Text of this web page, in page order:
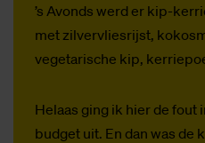
’s Avonds werd er kip-
met zilvervliesrijst,
vegetarische kip,
Helaas ging ik hier de fout
budget uit. En dan was de